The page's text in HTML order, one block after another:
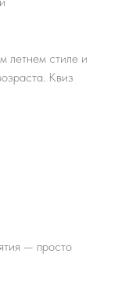
летнем стиле и
Квиз
— просто